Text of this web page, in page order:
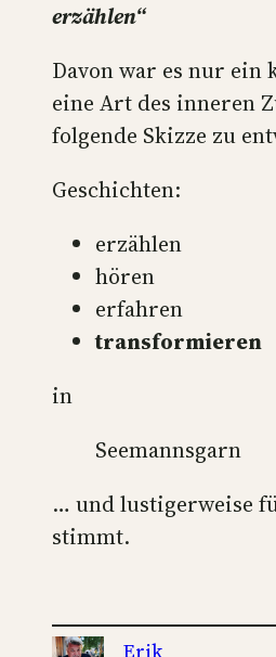
erzählen“
Davon war es nur ein
eine Art des inneren
folgende Skizze zu
Geschichten:
erzählen
hören
erfahren
transformieren
in
Seemannsgarn
… und lustigerweise
stimmt.
Erik